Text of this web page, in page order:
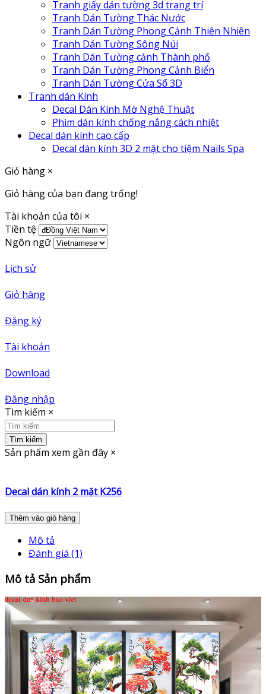
Tranh giấy dán tường 3d trang trí
Tranh Dán Tường Thác Nước
Tranh Dán Tường Phong Cảnh Thiên Nhiên
Tranh Dán Tường Sông Núi
Tranh Dán Tường cảnh Thành phố
Tranh Dán Tường Phong Cảnh Biển
Tranh Dán Tường Cửa Sổ 3D
Tranh dán Kính
Decal Dán Kính Mờ Nghệ Thuật
Phim dán kính chống nắng cách nhiệt
Decal dán kính cao cấp
Decal dán kính 3D 2 mặt cho tiệm Nails Spa
Giỏ hàng ×
Giỏ hàng của bạn đang trống!
Tài khoản của tôi ×
Tiền tệ
Ngôn ngữ
Lịch sử
Giỏ hàng
Đăng ký
Tài khoản
Download
Đăng nhập
Tìm kiếm ×
Tìm kiếm
Sản phẩm xem gần đây ×
Decal dán kính 2 mặt K256
Thêm vào giỏ hàng
Mô tả
Đánh giá (1)
Mô tả Sản phẩm